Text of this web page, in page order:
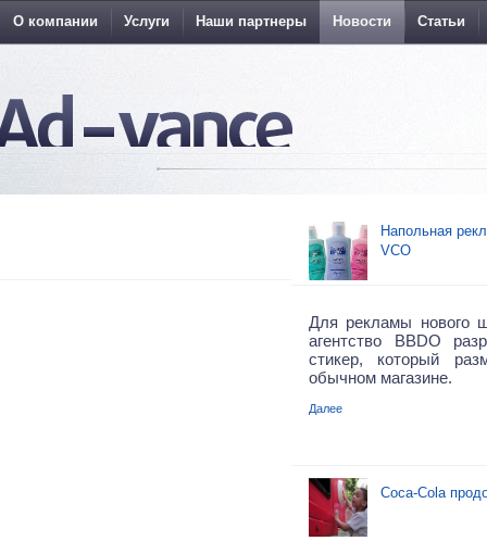
О компании Услуги Наши партнеры Новости Статьи
Напольная
VCO
Для рекламы нового
агентство BBDO
стикер, который
обычном магазине.
Далее
Coca-Cola